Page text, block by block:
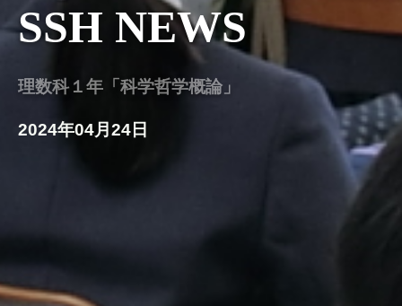
SSH NEWS
理数科１年「科学哲学概論」
2024年04月24日